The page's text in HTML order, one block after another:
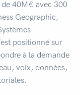
de 40M€ avec 300
Geographic,
positionné sur
à la demande
voix, données,